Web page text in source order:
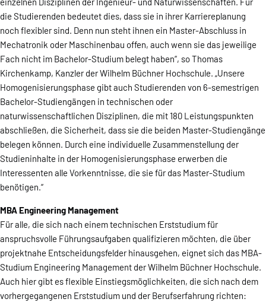
die Studierenden bedeutet dies, dass sie in ihrer Karriereplanung
noch flexibler sind. Denn nun steht ihnen ein Master-Abschluss in
Mechatronik oder Maschinenbau offen, auch wenn sie das jeweilige
Fach nicht im Bachelor-Studium belegt haben“, so Thomas
Kirchenkamp, Kanzler der Wilhelm Büchner Hochschule. „Unsere
Homogenisierungsphase gibt auch Studierenden von 6-semestrigen
Bachelor-Studiengängen in technischen oder
naturwissenschaftlichen Disziplinen, die mit 180 Leistungspunkten
abschließen, die Sicherheit, dass sie die beiden Master-Studiengänge
belegen können. Durch eine individuelle Zusammenstellung der
Studieninhalte in der Homogenisierungsphase erwerben die
Interessenten alle Vorkenntnisse, die sie für das Master-Studium
benötigen.“
MBA Engineering Management
Für alle, die sich nach einem technischen Erststudium für
anspruchsvolle Führungsaufgaben qualifizieren möchten, die über
projektnahe Entscheidungsfelder hinausgehen, eignet sich das MBA-
Studium Engineering Management der Wilhelm Büchner Hochschule.
Auch hier gibt es flexible Einstiegsmöglichkeiten, die sich nach dem
vorhergegangenen Erststudium und der Berufserfahrung richten: